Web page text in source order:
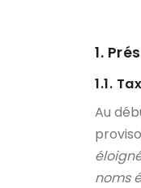
1.
1.1.
Au
noms